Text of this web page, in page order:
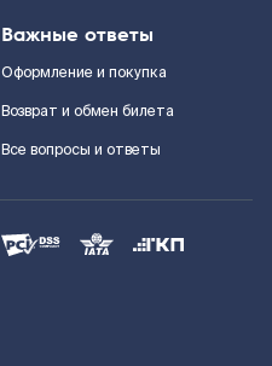
Важные ответы
Оформление и покупка
Возврат и обмен билета
Все вопросы и ответы